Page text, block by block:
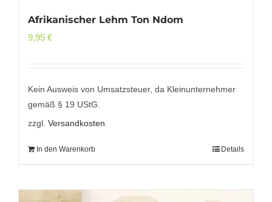
Afrikanischer Lehm Ton Ndom
9,95 €
Kein Ausweis von Umsatzsteuer, da Kleinunternehmer
gemäß § 19 UStG.
zzgl. Versandkosten
In den Warenkorb Details